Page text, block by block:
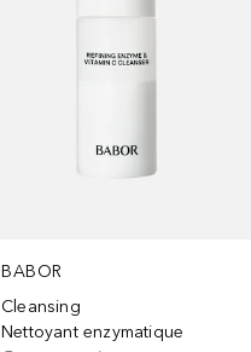
BABOR
Cleansing
Nettoyant enzymatique